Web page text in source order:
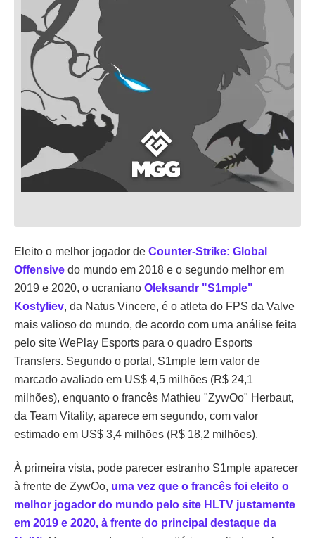
Eleito o melhor jogador de Counter-Strike: Global
Offensive do mundo em 2018 e o segundo melhor em
2019 e 2020, o ucraniano Oleksandr "S1mple"
Kostyliev, da Natus Vincere, é o atleta do FPS da Valve
mais valioso do mundo, de acordo com uma análise feita
pelo site WePlay Esports para o quadro Esports
Transfers. Segundo o portal, S1mple tem valor de
marcado avaliado em US$ 4,5 milhões (R$ 24,1
milhões), enquanto o francês Mathieu "ZywOo" Herbaut,
da Team Vitality, aparece em segundo, com valor
estimado em US$ 3,4 milhões (R$ 18,2 milhões).
À primeira vista, pode parecer estranho S1mple aparecer
à frente de ZywOo, uma vez que o francês foi eleito o
melhor jogador do mundo pelo site HLTV justamente
em 2019 e 2020, à frente do principal destaque da